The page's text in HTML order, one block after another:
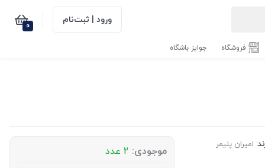
ورود | ثبت‌نام
0
فروشگاه
جوایز باشگاه
امیران پلیمر موجودی: 2 عدد